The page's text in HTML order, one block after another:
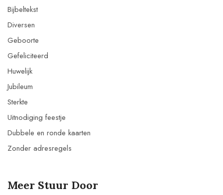
Bijbeltekst
Diversen
Geboorte
Gefeliciteerd
Huwelijk
Jubileum
Sterkte
Uitnodiging feestje
Dubbele en ronde kaarten
Zonder adresregels
Meer Stuur Door